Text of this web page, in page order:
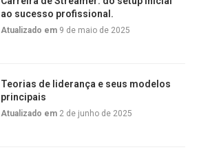
ao sucesso profissional.
Atualizado em 9 de maio de 2025
Teorias de liderança e seus modelos
principais
Atualizado em 2 de junho de 2025